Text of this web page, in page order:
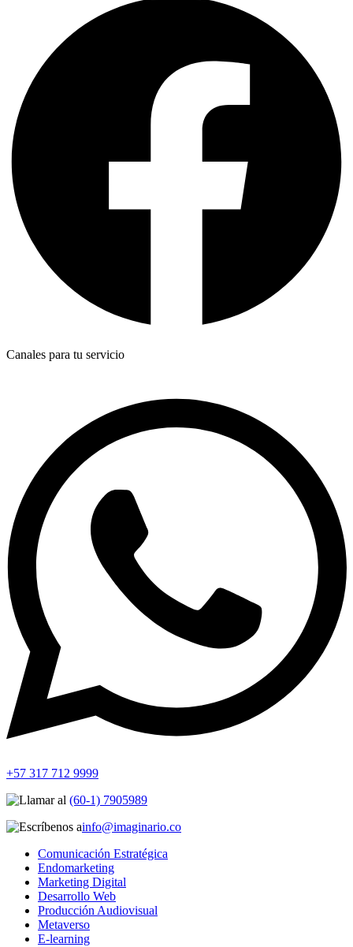
Canales para tu servicio
+57 317 712 9999
(60-1) 7905989
info@imaginario.co
Comunicación Estratégica
Endomarketing
Marketing Digital
Desarrollo Web
Producción Audiovisual
Metaverso
E-learning